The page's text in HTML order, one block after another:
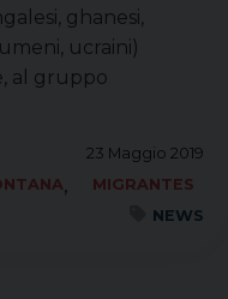
ghanesi,
ucraini)
al gruppo
23 Maggio 2019
,
MIGRANTES
NEWS